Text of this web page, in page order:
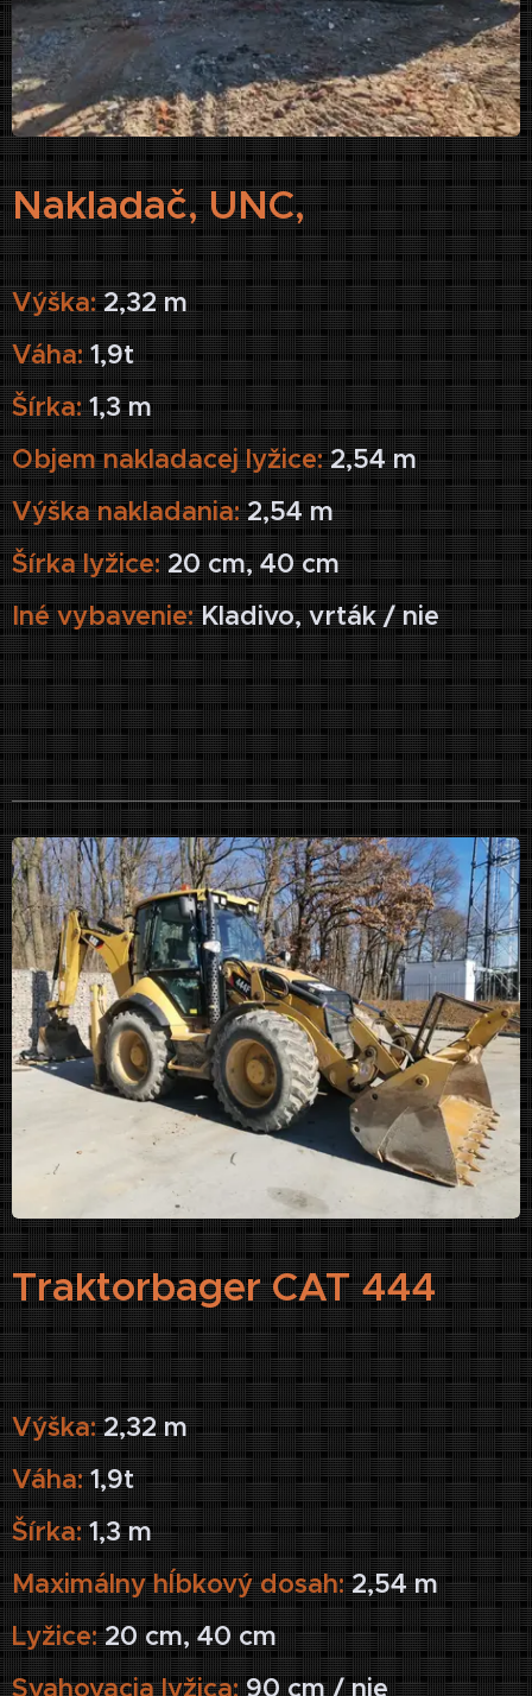
Nakladač, UNC,
Výška:2,32 m
Váha:1,9t
Šírka:1,3 m
Objem nakladacej lyžice:2,54 m
Výška nakladania:2,54 m
Šírka lyžice:20 cm, 40 cm
Iné vybavenie:Kladivo, vrták / nie
Traktorbager CAT 444
Výška:2,32 m
Váha:1,9t
Šírka:1,3 m
Maximálny hĺbkový dosah:2,54 m
Lyžice:20 cm, 40 cm
Svahovacia lyžica: 90 cm / nie